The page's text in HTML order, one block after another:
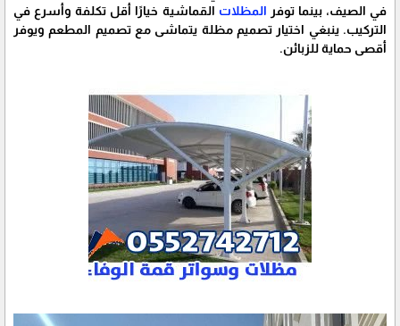
في الصيف، بينما توفر المظلات القماشية خيارًا أقل تكلفة وأسرع في
التركيب. ينبغي اختيار تصميم مظلة يتماشى مع تصميم المطعم ويوفر
أقصى حماية للزبائن.